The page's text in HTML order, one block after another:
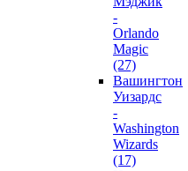
-
Orlando
Magic
(27)
Вашингтон
Уизардс
-
Washington
Wizards
(17)